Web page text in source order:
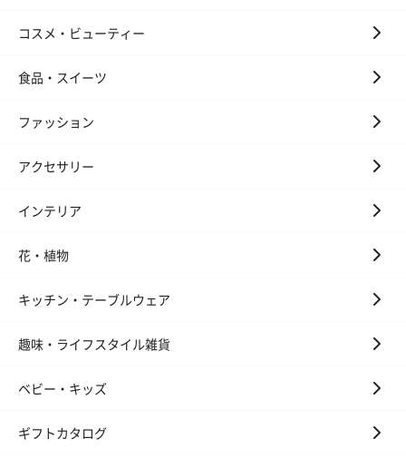
コスメ・ビューティー
食品・スイーツ
ファッション
アクセサリー
インテリア
花・植物
キッチン・テーブルウェア
趣味・ライフスタイル雑貨
ベビー・キッズ
ギフトカタログ